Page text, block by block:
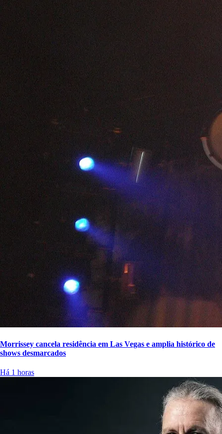
Morrissey cancela residência em Las Vegas e amplia histórico de
shows desmarcados
Há 1 horas